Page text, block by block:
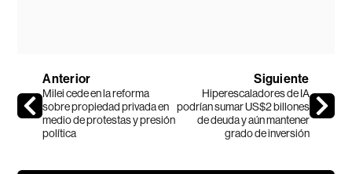
Anterior
Milei cede en la reforma
sobre propiedad privada en
medio de protestas y presión
política
Siguiente
Hiperescaladores de IA
podrían sumar US$2 billones
de deuda y aún mantener
grado de inversión